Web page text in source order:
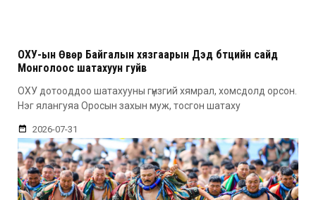
ОХУ-ын Өвөр Байгалын хязгаарын Дэд бүтцийн сайд
Монголоос шатахуун гуйв
ОХУ дотооддоо шатахууны гүнзгий хямрал, хомсдолд орсон.
Нэг ялангуяа Оросын захын муж, тосгон шатаху
2026-07-31